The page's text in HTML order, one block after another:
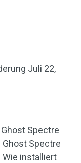
Juli 22,
Spectre
Ghost Spectre
Wie installiert